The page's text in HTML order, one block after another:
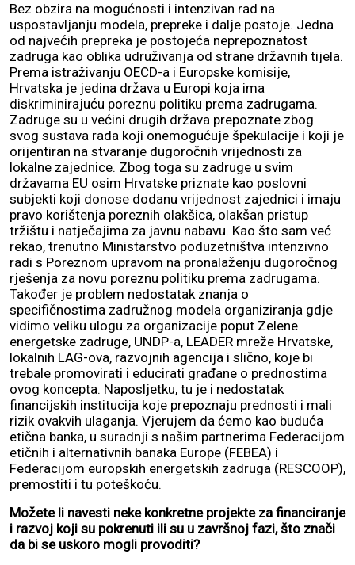
Bez obzira na mogućnosti i intenzivan rad na
uspostavljanju modela, prepreke i dalje postoje. Jedna
od najvećih prepreka je postojeća neprepoznatost
zadruga kao oblika udruživanja od strane državnih tijela.
Prema istraživanju OECD-a i Europske komisije,
Hrvatska je jedina država u Europi koja ima
diskriminirajuću poreznu politiku prema zadrugama.
Zadruge su u većini drugih država prepoznate zbog
svog sustava rada koji onemogućuje špekulacije i koji je
orijentiran na stvaranje dugoročnih vrijednosti za
lokalne zajednice. Zbog toga su zadruge u svim
državama EU osim Hrvatske priznate kao poslovni
subjekti koji donose dodanu vrijednost zajednici i imaju
pravo korištenja poreznih olakšica, olakšan pristup
tržištu i natječajima za javnu nabavu. Kao što sam već
rekao, trenutno Ministarstvo poduzetništva intenzivno
radi s Poreznom upravom na pronalaženju dugoročnog
rješenja za novu poreznu politiku prema zadrugama.
Također je problem nedostatak znanja o
specifičnostima zadružnog modela organiziranja gdje
vidimo veliku ulogu za organizacije poput Zelene
energetske zadruge, UNDP-a, LEADER mreže Hrvatske,
lokalnih LAG-ova, razvojnih agencija i slično, koje bi
trebale promovirati i educirati građane o prednostima
ovog koncepta. Naposljetku, tu je i nedostatak
financijskih institucija koje prepoznaju prednosti i mali
rizik ovakvih ulaganja. Vjerujem da ćemo kao buduća
etična banka, u suradnji s našim partnerima Federacijom
etičnih i alternativnih banaka Europe (FEBEA) i
Federacijom europskih energetskih zadruga (RESCOOP),
premostiti i tu poteškoću.
Možete li navesti neke konkretne projekte za financiranje
i razvoj koji su pokrenuti ili su u završnoj fazi, što znači
da bi se uskoro mogli provoditi?